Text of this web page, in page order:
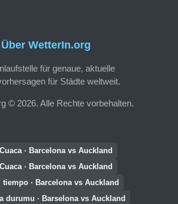
Über WetterIn.org
für genaue, aktuelle
für Städte weltweit.
© 2026. Alle Rechte vorbehalten.
Cuaca · Barcelona vs Auckland
Cuaca · Barcelona vs Auckland
tiempo · Barcelona vs Auckland
durumu · Barselona vs Auckland